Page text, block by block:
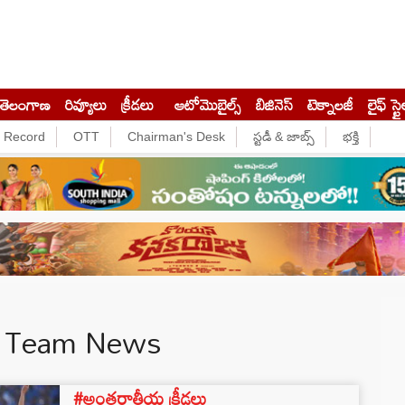
తెలంగాణ రివ్యూలు క్రీడలు ఆటోమొబైల్స్ బిజినెస్‌ టెక్నాలజీ లైఫ్
OTT Chairman's Desk స్టడీ & జాబ్స్ భక్తి
News
#అంతర్జాతీయ క్రీడలు